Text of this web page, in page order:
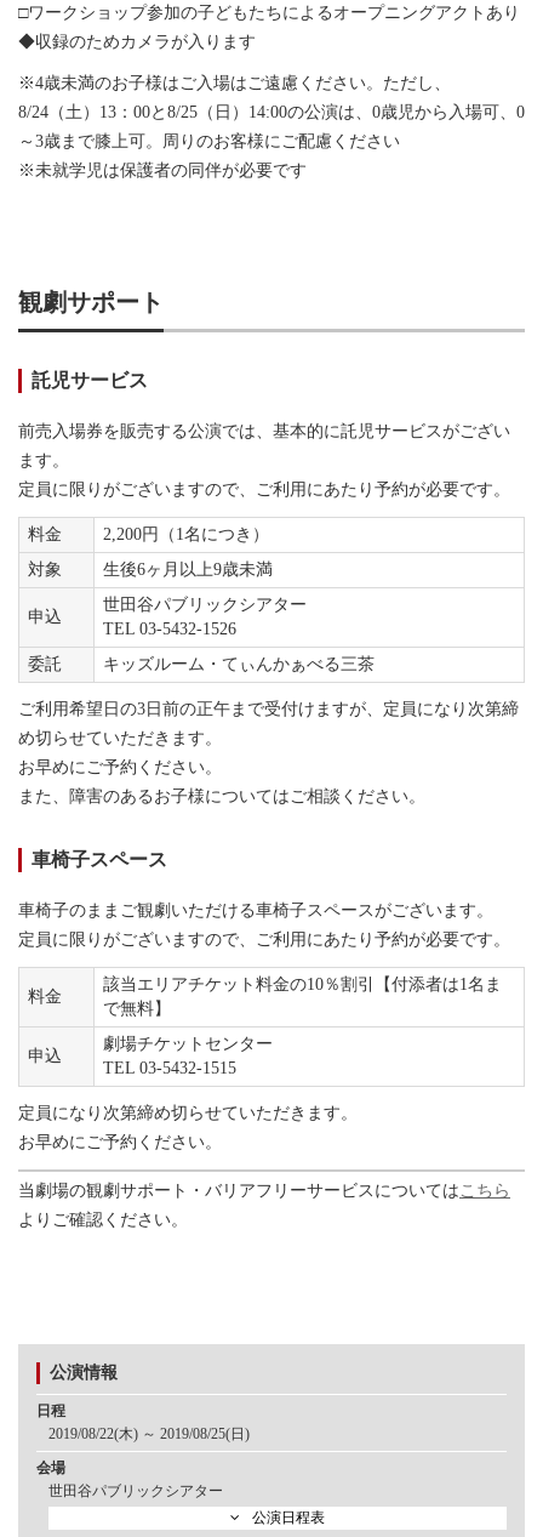
□ワークショップ参加の子どもたちによるオープニングアクトあり
◆収録のためカメラが入ります
※4歳未満のお子様はご入場はご遠慮ください。ただし、
8/24（土）13：00と8/25（日）14:00の公演は、0歳児から入場可、0
～3歳まで膝上可。周りのお客様にご配慮ください
※未就学児は保護者の同伴が必要です
観劇サポート
託児サービス
前売入場券を販売する公演では、基本的に託児サービスがござい
ます。
定員に限りがございますので、ご利用にあたり予約が必要です。
料金
2,200円（1名につき）
対象
生後6ヶ月以上9歳未満
申込
世田谷パブリックシアター
TEL 03-5432-1526
委託
キッズルーム・てぃんかぁべる三茶
ご利用希望日の3日前の正午まで受付けますが、定員になり次第締
め切らせていただきます。
お早めにご予約ください。
また、障害のあるお子様についてはご相談ください。
車椅子スペース
車椅子のままご観劇いただける車椅子スペースがございます。
定員に限りがございますので、ご利用にあたり予約が必要です。
料金
該当エリアチケット料金の10％割引【付添者は1名ま
で無料】
申込
劇場チケットセンター
TEL 03-5432-1515
定員になり次第締め切らせていただきます。
お早めにご予約ください。
当劇場の観劇サポート・バリアフリーサービスについては こちら
よりご確認ください。
公演情報
日程
2019/08/22(木) ～ 2019/08/25(日)
会場
世田谷パブリックシアター
公演日程表